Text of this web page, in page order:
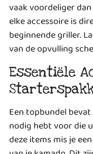
vaak voordeliger
elke accessoire is
beginnende griller.
van de opvulling
Essentiële
Een topbundel
nodig hebt voor die
deze items mis je